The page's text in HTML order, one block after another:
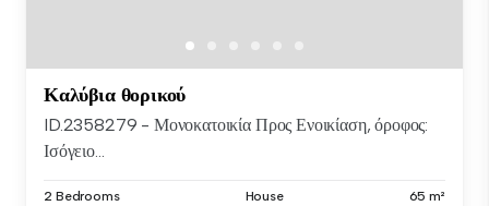
Καλύβια θορικού
ID.2358279 - Μονοκατοικία Προς Ενοικίαση, όροφος:
Ισόγειο...
2 Bedrooms House 65 m²